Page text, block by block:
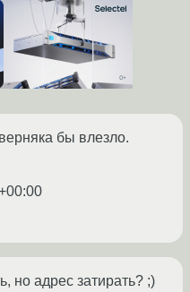
бы влезло.
но адрес затирать? ;)